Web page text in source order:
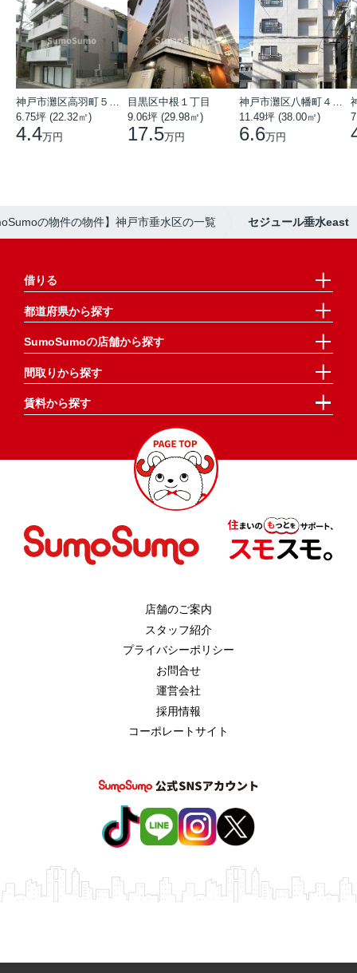
6.75坪 (22.32㎡)
4.4万円
目黒区中根１丁目
9.06坪 (29.98㎡)
17.5万円
11.49坪 (38.00㎡)
6.6万円
の物件の物件】神戸市垂水区の一覧 セジュール垂水east
借りる
都道府県から探す
SumoSumoの店舗から探す
間取りから探す
賃料から探す
店舗のご案内
スタッフ紹介
プライバシーポリシー
お問合せ
運営会社
採用情報
コーポレートサイト